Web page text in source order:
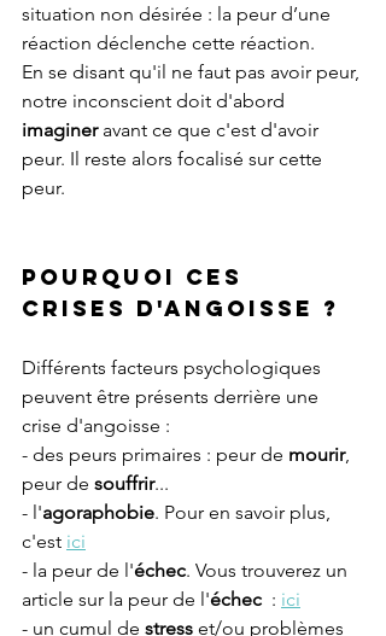
situation non désirée : la peur d’une
réaction déclenche cette réaction.
En se disant qu'il ne faut pas avoir peur,
notre inconscient doit d'abord
imaginer avant ce que c'est d'avoir
peur. Il reste alors focalisé sur cette
peur.
Pourquoi ces
crises d'angoisse ?
Différents facteurs psychologiques
peuvent être présents derrière une
crise d'angoisse :
- des peurs primaires : peur de mourir,
peur de souffrir...
- l'agoraphobie. Pour en savoir plus,
c'est ici
- la peur de l'échec. Vous trouverez un
article sur la peur de l'échec : ici
- un cumul de stress et/ou problèmes